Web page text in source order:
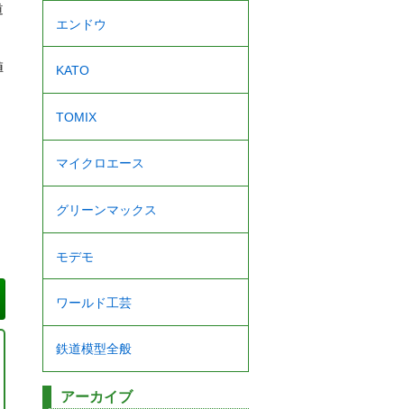
エンドウ
KATO
TOMIX
マイクロエース
グリーンマックス
モデモ
ワールド工芸
鉄道模型全般
アーカイブ